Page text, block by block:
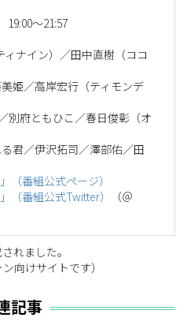
19:00～21:57
ィナイン）／田中直樹（ココ
姫／高岸宏行（ティモンデ
別府ともひこ／春日俊彰（オ
君／伊沢拓司／澤部佑／田
（番組公式ページ）
（番組公式Twitter）
（＠
れました。
ン向けサイトです）
記事